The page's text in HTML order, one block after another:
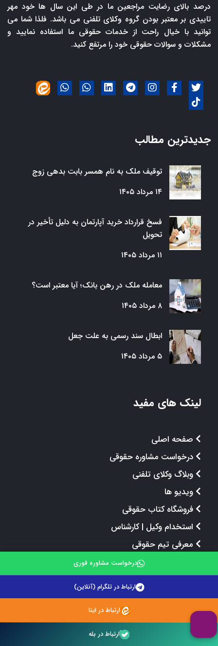
درصد بالای رضایت مراجعین ما در طی این سال ها خود مهر
تاییدی بر معتبر بودن گروه وکلای تلفنی می باشد. فلذا شما می
توانید با خیال راحت از خدمات حقوقی ما استفاده نمایید و
مشکلات و سوالات حقوقی خود را مرتفع کنید.
جدیدترین مطالب
توقیف ملک به نام همسر بابت بدهی زوج
۱۴ مرداد ۱۴۰۵
فسخ قرارداد خرید آپارتمان به دلیل تأخیر در
تحویل
۱۱ مرداد ۱۴۰۵
معامله ملک در رهن بانک؛ آیا معتبر است؟
۸ مرداد ۱۴۰۵
ابطال سند رسمی به علت جعل
۵ مرداد ۱۴۰۵
لینک های مفید
صفحه اصلی
درخواست مشاوره حقوقی
وبلاگ وکلای تلفنی
ویدیو ها
فروشگاه کتاب حقوقی
استخدام وکیل | کارشناس
معرفی تیم حقوقی
قوانین و مقررات
پل های ارتباطی
درخواست مشاوره فوری
ارتباط در تلگرام (آنلاین)
ارتباط در ایتا
ارتباط در بله